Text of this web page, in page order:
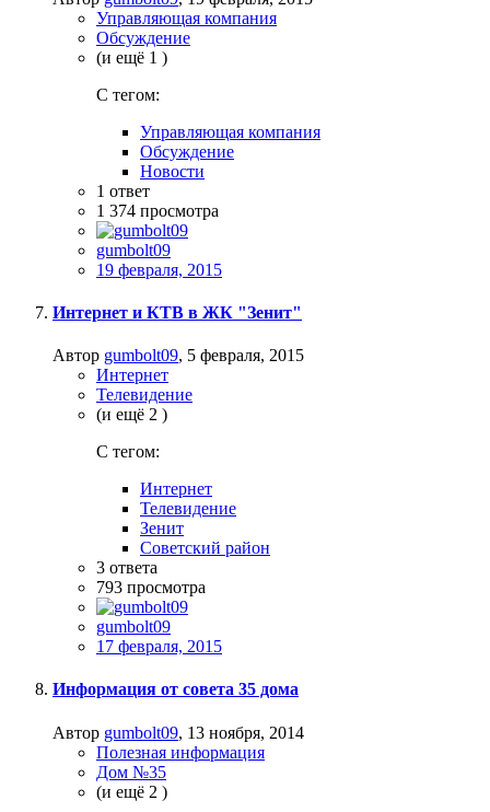
Управляющая компания
Обсуждение
(и ещё 1 )
C тегом:
Управляющая компания
Обсуждение
Новости
1 ответ
1 374 просмотра
gumbolt09
19 февраля, 2015
Интернет и КТВ в ЖК "Зенит"
Автор gumbolt09, 5 февраля, 2015
Интернет
Телевидение
(и ещё 2 )
C тегом:
Интернет
Телевидение
Зенит
Советский район
3 ответа
793 просмотра
gumbolt09
17 февраля, 2015
Информация от совета 35 дома
Автор gumbolt09, 13 ноября, 2014
Полезная информация
Дом №35
(и ещё 2 )